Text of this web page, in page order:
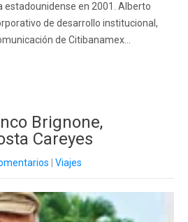
estadounidense en 2001. Alberto
de desarrollo institucional,
de Citibanamex...
Brignone,
Careyes
Viajes